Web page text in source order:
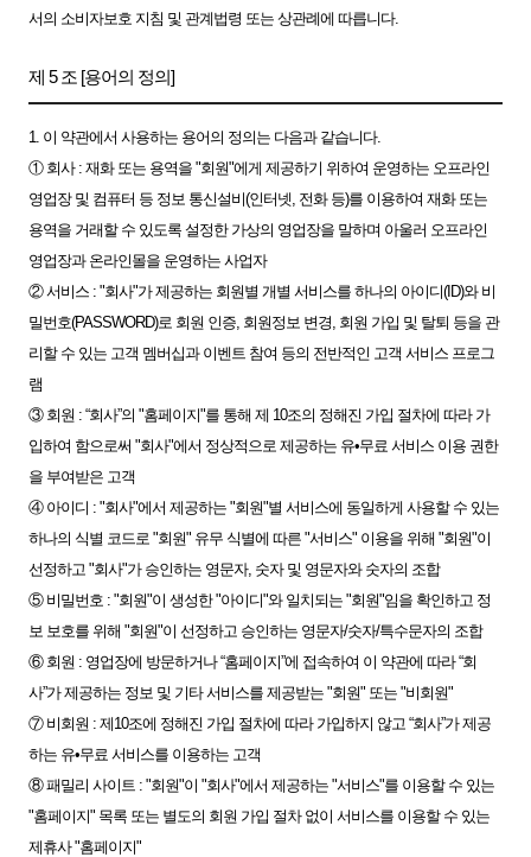
서의 소비자보호 지침 및 관계법령 또는 상관례에 따릅니다.
제 5 조 [용어의 정의]
1. 이 약관에서 사용하는 용어의 정의는 다음과 같습니다.
① 회사 : 재화 또는 용역을 "회원"에게 제공하기 위하여 운영하는 오프라인
영업장 및 컴퓨터 등 정보 통신설비(인터넷, 전화 등)를 이용하여 재화 또는
용역을 거래할 수 있도록 설정한 가상의 영업장을 말하며 아울러 오프라인
영업장과 온라인몰을 운영하는 사업자
② 서비스 : "회사"가 제공하는 회원별 개별 서비스를 하나의 아이디(ID)와 비
밀번호(PASSWORD)로 회원 인증, 회원정보 변경, 회원 가입 및 탈퇴 등을 관
리할 수 있는 고객 멤버십과 이벤트 참여 등의 전반적인 고객 서비스 프로그
램
③ 회원 : “회사”의 "홈페이지"를 통해 제 10조의 정해진 가입 절차에 따라 가
입하여 함으로써 "회사"에서 정상적으로 제공하는 유•무료 서비스 이용 권한
을 부여받은 고객
④ 아이디 : "회사"에서 제공하는 "회원"별 서비스에 동일하게 사용할 수 있는
하나의 식별 코드로 "회원" 유무 식별에 따른 "서비스" 이용을 위해 "회원"이
선정하고 "회사"가 승인하는 영문자, 숫자 및 영문자와 숫자의 조합
⑤ 비밀번호 : "회원"이 생성한 "아이디"와 일치되는 "회원"임을 확인하고 정
보 보호를 위해 "회원"이 선정하고 승인하는 영문자/숫자/특수문자의 조합
⑥ 회원 : 영업장에 방문하거나 “홈페이지”에 접속하여 이 약관에 따라 “회
사”가 제공하는 정보 및 기타 서비스를 제공받는 "회원" 또는 "비회원"
⑦ 비회원 : 제10조에 정해진 가입 절차에 따라 가입하지 않고 “회사”가 제공
하는 유•무료 서비스를 이용하는 고객
⑧ 패밀리 사이트 : "회원"이 "회사"에서 제공하는 "서비스"를 이용할 수 있는
"홈페이지" 목록 또는 별도의 회원 가입 절차 없이 서비스를 이용할 수 있는
제휴사 "홈페이지"